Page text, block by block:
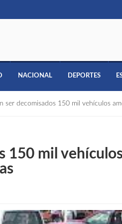
NACIONAL DEPORTES
ser decomisados 150 mil vehículos
150 mil